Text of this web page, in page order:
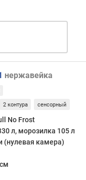
нержавейка
2 контура сенсорный
No Frost
л, морозилка 105 л
(нулевая камера)